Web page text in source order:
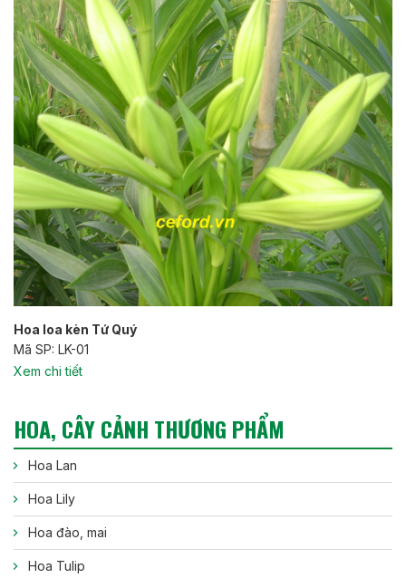
Hoa loa kèn Tứ Quý
Mã SP: LK-01
Xem chi tiết
HOA, CÂY CẢNH THƯƠNG PHẨM
Hoa Lan
Hoa Lily
Hoa đào, mai
Hoa Tulip